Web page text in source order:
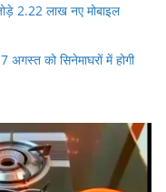
2.22 लाख नए मोबाइल
को सिनेमाघरों में होगी